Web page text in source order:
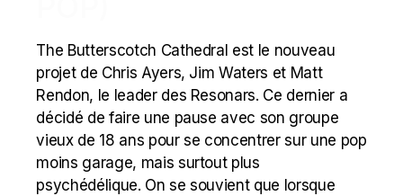
The Butterscotch Cathedral est le nouveau
projet de Chris Ayers, Jim Waters et Matt
Rendon, le leader des Resonars. Ce dernier a
décidé de faire une pause avec son groupe
vieux de 18 ans pour se concentrer sur une pop
moins garage, mais surtout plus
psychédélique. On se souvient que lorsque